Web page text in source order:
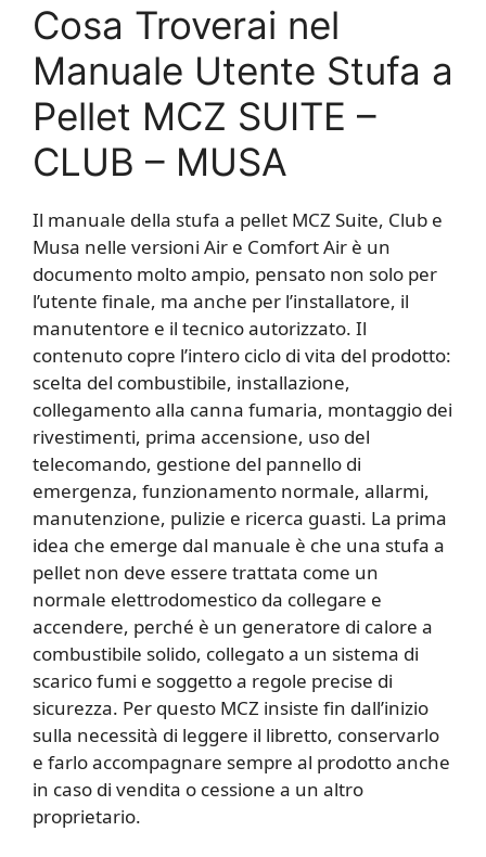
Cosa Troverai nel
Manuale Utente Stufa a
Pellet MCZ SUITE –
CLUB – MUSA
Il manuale della stufa a pellet MCZ Suite, Club e
Musa nelle versioni Air e Comfort Air è un
documento molto ampio, pensato non solo per
l’utente finale, ma anche per l’installatore, il
manutentore e il tecnico autorizzato. Il
contenuto copre l’intero ciclo di vita del prodotto:
scelta del combustibile, installazione,
collegamento alla canna fumaria, montaggio dei
rivestimenti, prima accensione, uso del
telecomando, gestione del pannello di
emergenza, funzionamento normale, allarmi,
manutenzione, pulizie e ricerca guasti. La prima
idea che emerge dal manuale è che una stufa a
pellet non deve essere trattata come un
normale elettrodomestico da collegare e
accendere, perché è un generatore di calore a
combustibile solido, collegato a un sistema di
scarico fumi e soggetto a regole precise di
sicurezza. Per questo MCZ insiste fin dall’inizio
sulla necessità di leggere il libretto, conservarlo
e farlo accompagnare sempre al prodotto anche
in caso di vendita o cessione a un altro
proprietario.